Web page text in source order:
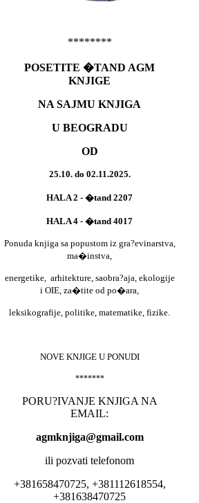
********
POSETITE �TAND AGM
KNJIGE
NA SAJMU KNJIGA
U BEOGRADU
OD
25.10. do 02.11.2025.
HALA 2 - �tand 2207
HALA 4 - �tand 4017
Ponuda knjiga sa popustom iz gra?evinarstva,
ma�instva,
energetike, arhitekture, saobra?aja, ekologije
i OIE, za�tite od po�ara,
leksikografije, politike, matematike, fizike.
NOVE KNJIGE U PONUDI
*******
PORU?IVANJE KNJIGA NA
EMAIL:
agmknjiga@gmail.com
ili pozvati telefonom
+381658470725, +381112618554,
+381638470725